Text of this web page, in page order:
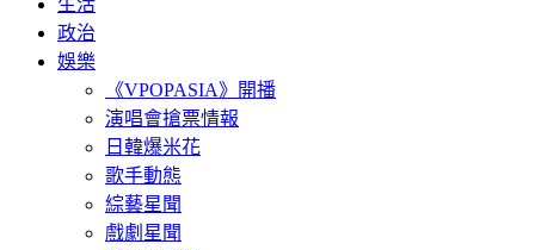
生活
政治
娛樂
《VPOPASIA》開播
演唱會搶票情報
日韓爆米花
歌手動態
綜藝星聞
戲劇星聞